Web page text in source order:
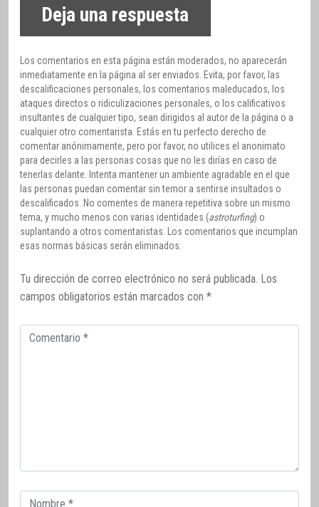
Deja una respuesta
Los comentarios en esta página están moderados, no aparecerán
inmediatamente en la página al ser enviados. Evita, por favor, las
descalificaciones personales, los comentarios maleducados, los
ataques directos o ridiculizaciones personales, o los calificativos
insultantes de cualquier tipo, sean dirigidos al autor de la página o a
cualquier otro comentarista. Estás en tu perfecto derecho de
comentar anónimamente, pero por favor, no utilices el anonimato
para decirles a las personas cosas que no les dirías en caso de
tenerlas delante. Intenta mantener un ambiente agradable en el que
las personas puedan comentar sin temor a sentirse insultados o
descalificados. No comentes de manera repetitiva sobre un mismo
tema, y mucho menos con varias identidades (astroturfing) o
suplantando a otros comentaristas. Los comentarios que incumplan
esas normas básicas serán eliminados.
Tu dirección de correo electrónico no será publicada. Los
campos obligatorios están marcados con *
Comentario
Correo